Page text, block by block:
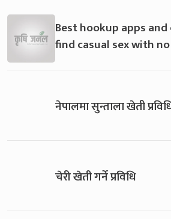
Best hookup apps
find casual sex with
नेपालमा सुन्ताला खेती
चेरी खेती गर्ने प्रविधि